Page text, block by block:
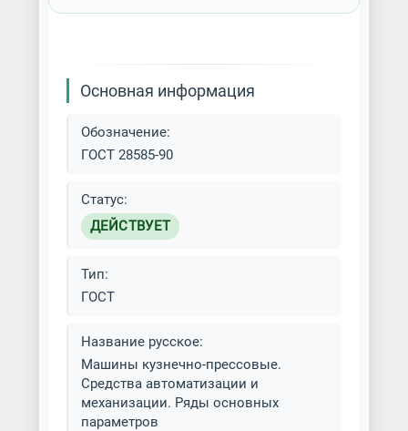
Ковочные вальцы
Кривошипно-шатунные прессы
Кузнечные прессы
Прессовые станки
Прессы для металлических
порошков
Пробивные станки
Основная информация
Обозначение:
ГОСТ 28585-90
Статус:
ДЕЙСТВУЕТ
Тип:
ГОСТ
Название русское:
Машины кузнечно-прессовые.
Средства автоматизации и
механизации. Ряды основных
параметров